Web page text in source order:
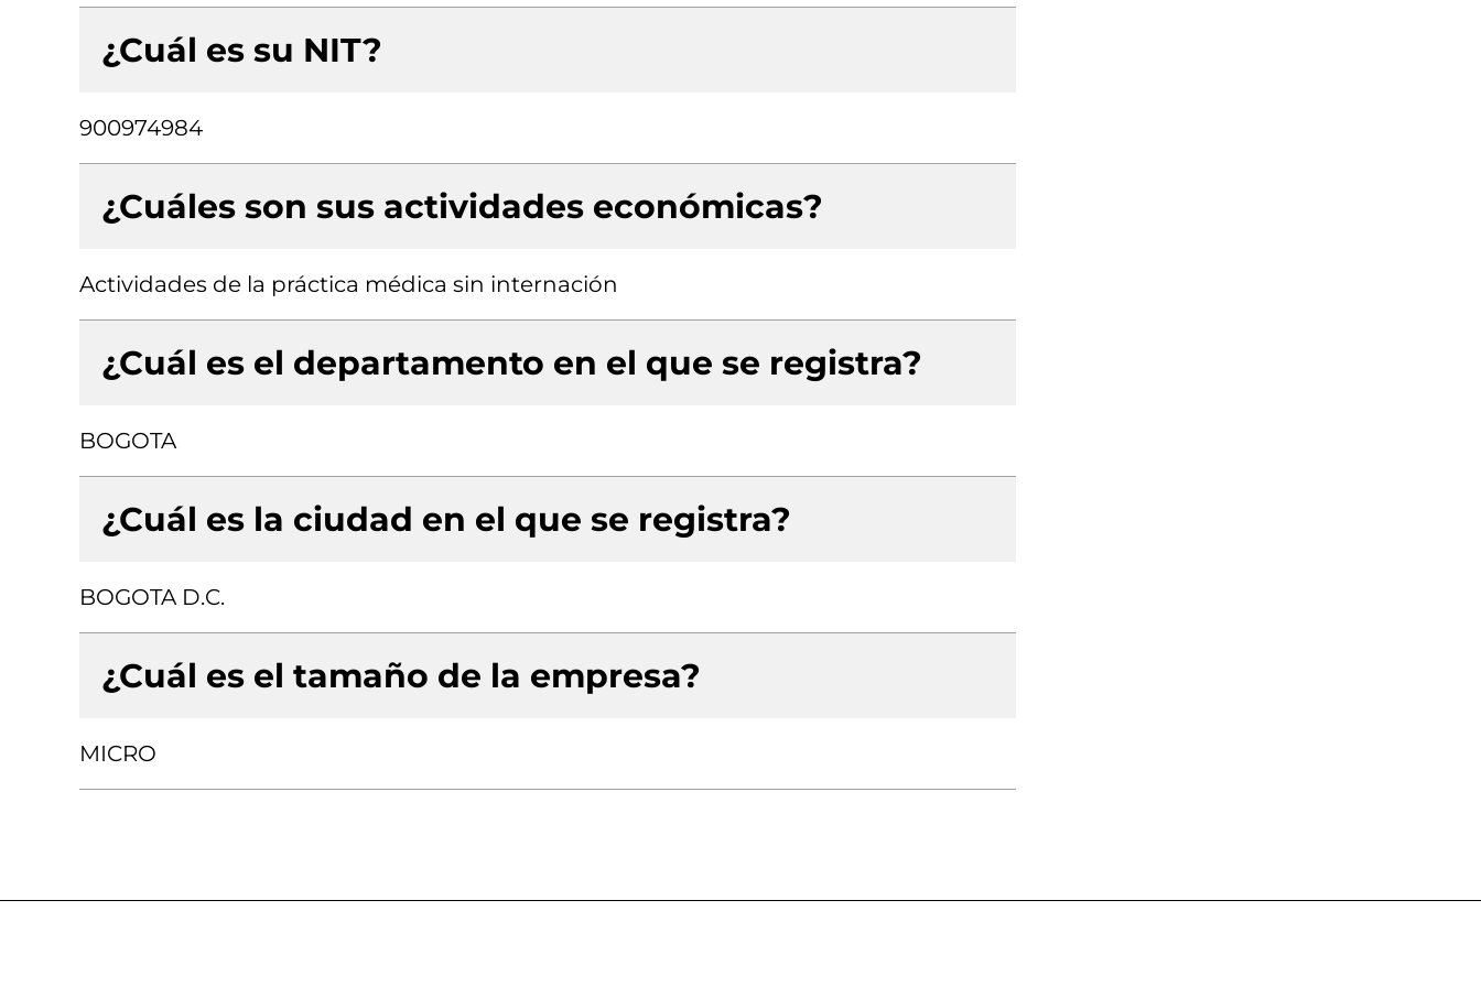
¿Cuál es su NIT?
900974984
¿Cuáles son sus actividades económicas?
Actividades de la práctica médica sin internación
¿Cuál es el departamento en el que se registra?
BOGOTA
¿Cuál es la ciudad en el que se registra?
BOGOTA D.C.
¿Cuál es el tamaño de la empresa?
MICRO